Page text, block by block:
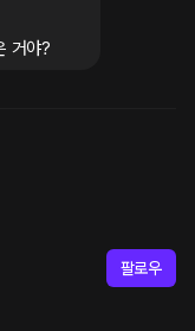
거야?
팔로우